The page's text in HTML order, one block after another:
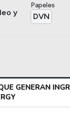
y
Papeles
DVN
GENERAN